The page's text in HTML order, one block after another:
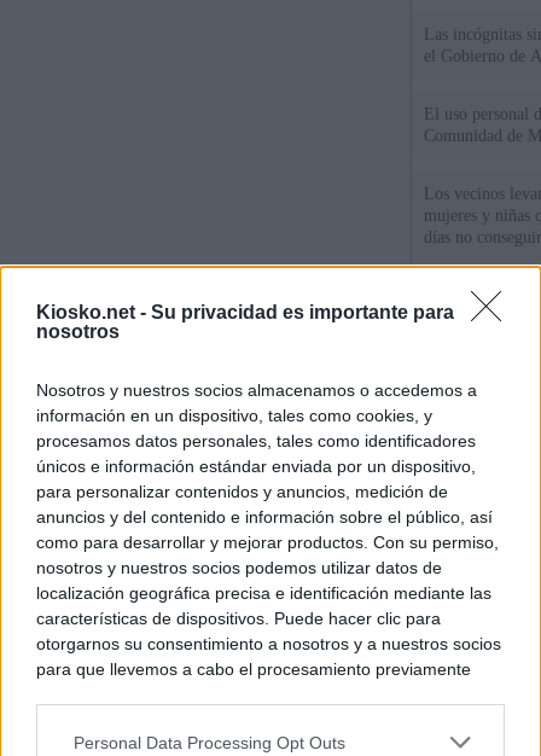
Kiosko.net - Su privacidad es importante para
nosotros
Nosotros y nuestros socios almacenamos o accedemos a
información en un dispositivo, tales como cookies, y
procesamos datos personales, tales como identificadores
únicos e información estándar enviada por un dispositivo,
para personalizar contenidos y anuncios, medición de
anuncios y del contenido e información sobre el público, así
como para desarrollar y mejorar productos. Con su permiso,
nosotros y nuestros socios podemos utilizar datos de
localización geográfica precisa e identificación mediante las
características de dispositivos. Puede hacer clic para
otorgarnos su consentimiento a nosotros y a nuestros socios
para que llevemos a cabo el procesamiento previamente
negar su consentimiento. Tenga en cuenta que algún
Personal Data Processing Opt Outs
Las incógnitas
el Gobierno de
El uso personal
Comunidad de
Los vecinos
mujeres y niñas
días no
Meloni
mientras llama
España tiene
principales, un
© Kiosko.net Aviso Legal Privacidad y Cookies